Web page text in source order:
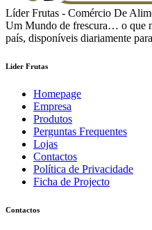
Líder Frutas - Comércio De
Um Mundo de frescura… o que
país, disponíveis diariamente
Lider Frutas
Homepage
Empresa
Produtos
Perguntas Frequentes
Lojas
Contactos
Política de Privacidade
Ficha de Projecto
Contactos